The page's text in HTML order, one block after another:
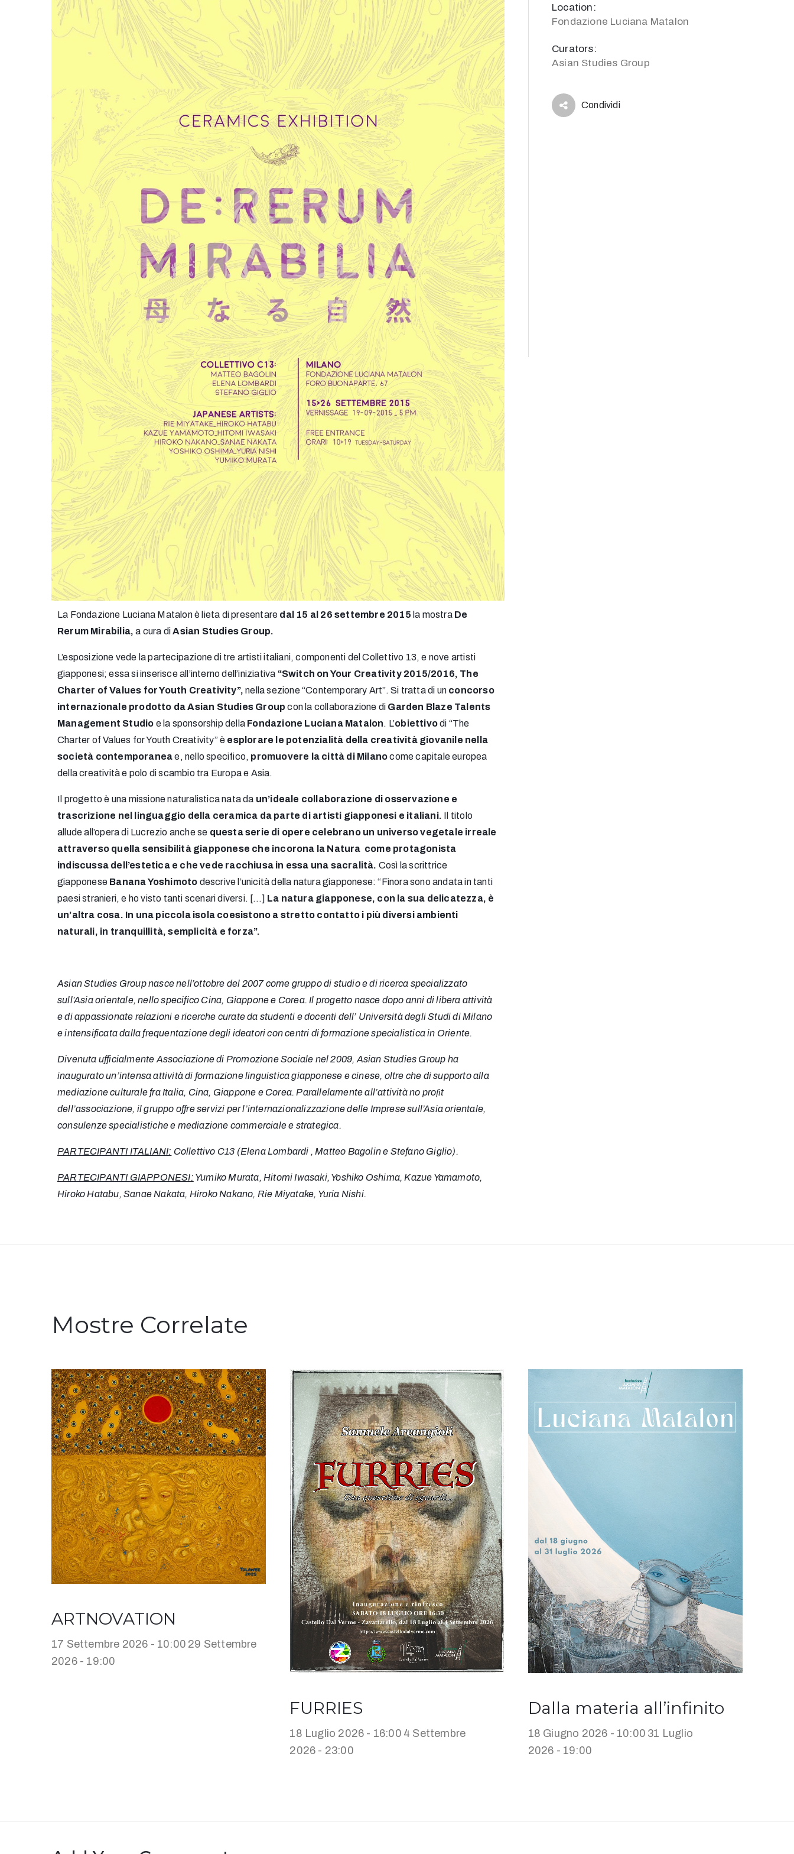
La Fondazione Luciana Matalon è lieta di presentare dal 15 al 26 settembre 2015 la mostraDe
Rerum Mirabilia,a cura diAsian Studies Group.
L’esposizione vede la partecipazione di tre artisti italiani, componenti del Collettivo 13, e nove artisti
giapponesi; essa si inserisce all’interno dell’iniziativa “Switch on Your Creativity 2015/2016, The
Charter of Values for Youth Creativity”,nella sezione “Contemporary Art”. Si tratta di un concorso
internazionale prodotto da Asian Studies Groupcon la collaborazione di Garden Blaze Talents
Management Studio e la sponsorship della Fondazione Luciana Matalon. L’obiettivodi “The
Charter of Values for Youth Creativity” è esplorare le potenzialità della creatività giovanile nella
società contemporaneae, nello specifico, promuovere la città di Milanocome capitale europea
della creatività e polo di scambio tra Europa e Asia.
Il progetto è una missione naturalistica nata da un’ideale collaborazione di osservazione e
trascrizione nel linguaggio della ceramica da parte di artisti giapponesi e italiani. Il titolo
allude all’opera di Lucrezio anche se questa serie di opere celebrano un universo vegetale irreale
attraverso quella sensibilità giapponese che incorona la Natura come protagonista
indiscussa dell’estetica e che vede racchiusa in essa una sacralità. Così la scrittrice
giapponese Banana Yoshimoto descrive l’unicità della natura giapponese: “Finora sono andata in tanti
paesi stranieri, e ho visto tanti scenari diversi. […] La natura giapponese, con la sua delicatezza, è
un’altra cosa. In una piccola isola coesistono a stretto contatto i più diversi ambienti
naturali, in tranquillità, semplicità e forza”.
Asian Studies Group nasce nell’ottobre del 2007 come gruppo di studio e di ricerca specializzato
sull’Asia orientale, nello specifico Cina, Giappone e Corea. Il progetto nasce dopo anni di libera attività
e di appassionate relazioni e ricerche curate da studenti e docenti dell’ Università degli Studi di Milano
e intensificata dalla frequentazione degli ideatori con centri di formazione specialistica in Oriente.
Divenuta ufficialmente Associazione di Promozione Sociale nel 2009, Asian Studies Group ha
inaugurato un’intensa attività di formazione linguistica giapponese e cinese, oltre che di supporto alla
mediazione culturale fra Italia, Cina, Giappone e Corea. Parallelamente all’attività no proﬁt
dell’associazione, il gruppo offre servizi per l’internazionalizzazione delle Imprese sull’Asia orientale,
consulenze specialistiche e mediazione commerciale e strategica.
PARTECIPANTI ITALIANI: Collettivo C13 (Elena Lombardi , Matteo Bagolin e Stefano Giglio).
PARTECIPANTI GIAPPONESI: Yumiko Murata, Hitomi Iwasaki, Yoshiko Oshima, Kazue Yamamoto,
Hiroko Hatabu, Sanae Nakata, Hiroko Nakano, Rie Miyatake, Yuria Nishi.
Location:
Fondazione Luciana Matalon
Curators:
Asian Studies Group
Condividi
Mostre Correlate
ARTNOVATION
17 Settembre 2026 - 10:00 29 Settembre
2026 - 19:00
FURRIES
18 Luglio 2026 - 16:00 4 Settembre
2026 - 23:00
Dalla materia all’infinito
18 Giugno 2026 - 10:00 31 Luglio
2026 - 19:00